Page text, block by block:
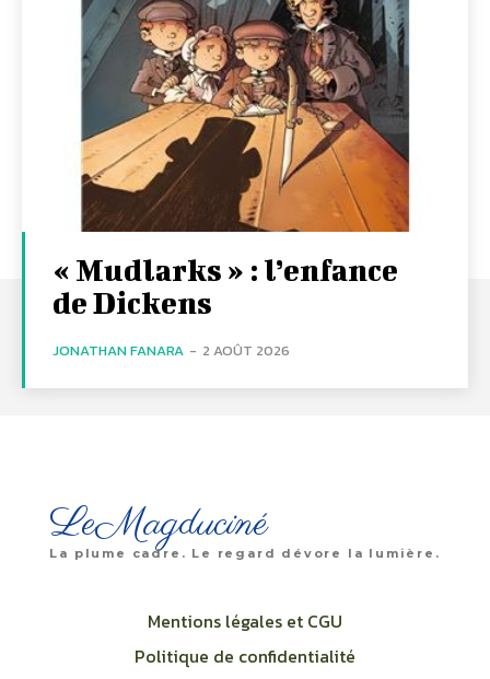
« Mudlarks » : l’enfance
de Dickens
JONATHAN FANARA - 2 AOÛT 2026
LeMagduciné
La plume cadre. Le regard dévore la lumière.
Mentions légales et CGU
Politique de confidentialité